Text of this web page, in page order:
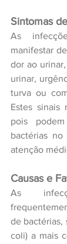
Sintomas
As
manifestar
dor ao
urinar,
turva ou
Estes sinais
pois
bactérias
atenção
Causas e
As
de bactérias,
coli) a mais